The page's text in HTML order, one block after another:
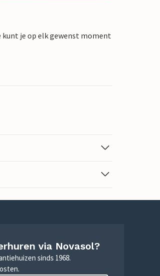
kunt je op elk gewenst moment
via Novasol?
sinds 1968.